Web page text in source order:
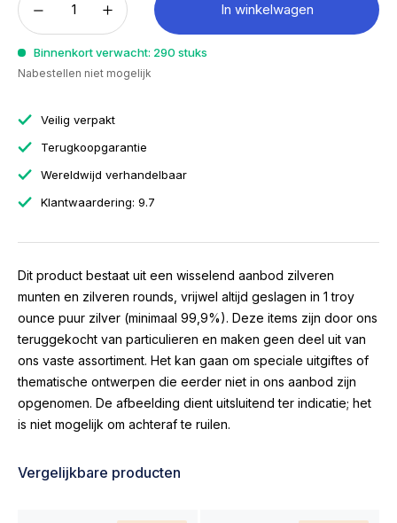
In winkelwagen
Binnenkort verwacht: 290 stuks
Nabestellen niet mogelijk
Veilig verpakt
Terugkoopgarantie
Wereldwijd verhandelbaar
Klantwaardering: 9.7
Dit product bestaat uit een wisselend aanbod zilveren
munten en zilveren rounds, vrijwel altijd geslagen in 1 troy
ounce puur zilver (minimaal 99,9%). Deze items zijn door ons
teruggekocht van particulieren en maken geen deel uit van
ons vaste assortiment. Het kan gaan om speciale uitgiftes of
thematische ontwerpen die eerder niet in ons aanbod zijn
opgenomen. De afbeelding dient uitsluitend ter indicatie; het
is niet mogelijk om achteraf te ruilen.
Vergelijkbare producten